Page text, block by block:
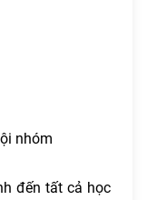
nhóm
đến tất cả học